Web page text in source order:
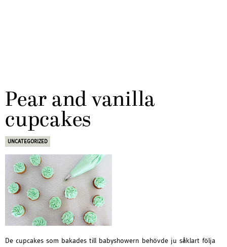
Pear and vanilla
cupcakes
UNCATEGORIZED
De cupcakes som bakades till babyshowern behövde ju såklart följa